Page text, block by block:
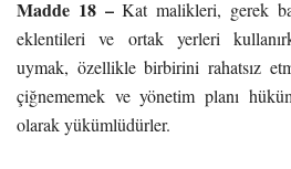
Madde 18 –Kat malikleri, gerek
eklentileri ve ortak yerleri
uymak, özellikle birbirini rahatsız
çiğnememek ve yönetim planı
olarak yükümlüdürler.